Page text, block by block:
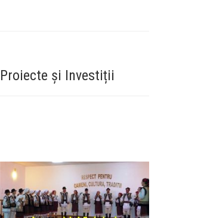
Proiecte și Investiții